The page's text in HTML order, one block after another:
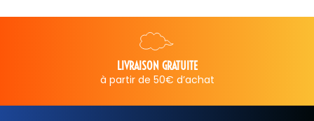
LIVRAISON GRATUITE
à partir de 50€ d’achat